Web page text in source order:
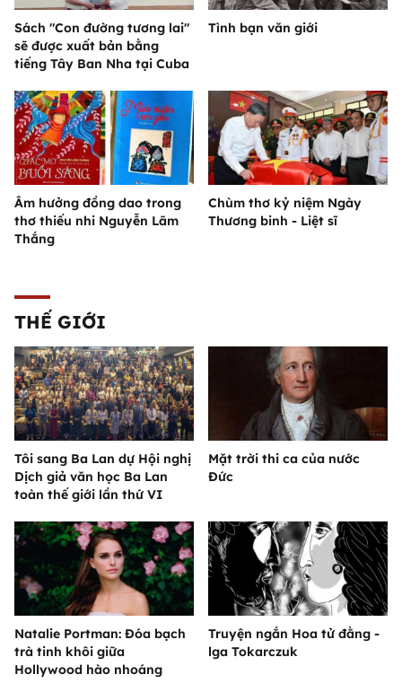
Sách "Con đường tương lai"
sẽ được xuất bản bằng
tiếng Tây Ban Nha tại Cuba
Tình bạn văn giới
Âm hưởng đồng dao trong
thơ thiếu nhi Nguyễn Lãm
Thắng
Chùm thơ kỷ niệm Ngày
Thương binh - Liệt sĩ
THẾ GIỚI
Tôi sang Ba Lan dự Hội nghị
Dịch giả văn học Ba Lan
toàn thế giới lần thứ VI
Mặt trời thi ca của nước
Đức
Natalie Portman: Đóa bạch
trà tinh khôi giữa
Hollywood hào nhoáng
Truyện ngắn Hoa tử đằng -
lga Tokarczuk